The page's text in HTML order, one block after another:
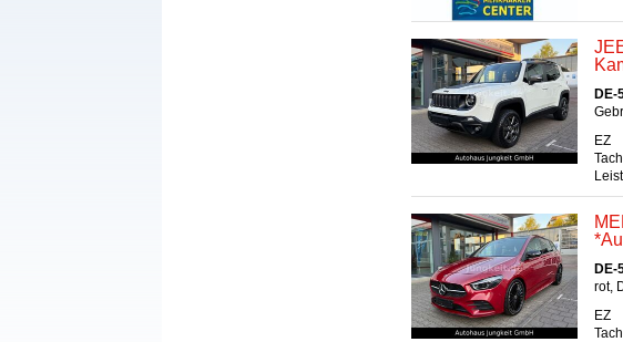
DE-
EZ
DE-
rot,
EZ